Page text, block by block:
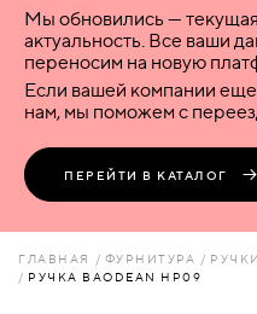
ВОРОТА
ПЕРЕГОРОДКИ
Мы обновились —
актуальность. Все ваши
переносим на новую
Если вашей компании еще
нам, мы поможем с
ПЕРЕЙТИ В КАТАЛОГ
ГЛАВНАЯ ФУРНИТУРА РУЧКИ
РУЧКА BAODEAN HP09